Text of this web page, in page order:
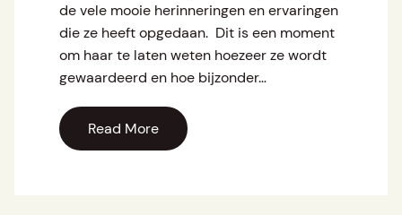
de vele mooie herinneringen en ervaringen
die ze heeft opgedaan. Dit is een moment
om haar te laten weten hoezeer ze wordt
gewaardeerd en hoe bijzonder…
Read More